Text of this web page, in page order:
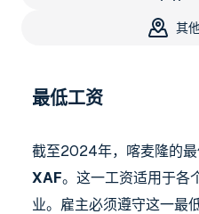
其
最低工资
截至2024年，喀麦隆的最
XAF。这一工资适用于各
业。雇主必须遵守这一最